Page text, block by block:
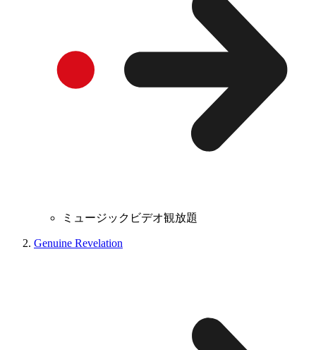
ミュージックビデオ観放題
Genuine Revelation